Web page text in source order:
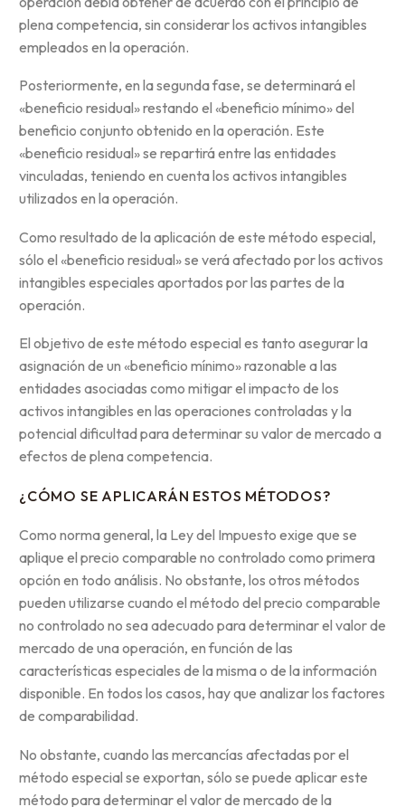
plena competencia, sin considerar los activos intangibles
empleados en la operación.
Posteriormente, en la segunda fase, se determinará el
«beneficio residual» restando el «beneficio mínimo» del
beneficio conjunto obtenido en la operación. Este
«beneficio residual» se repartirá entre las entidades
vinculadas, teniendo en cuenta los activos intangibles
utilizados en la operación.
Como resultado de la aplicación de este método especial,
sólo el «beneficio residual» se verá afectado por los activos
intangibles especiales aportados por las partes de la
operación.
El objetivo de este método especial es tanto asegurar la
asignación de un «beneficio mínimo» razonable a las
entidades asociadas como mitigar el impacto de los
activos intangibles en las operaciones controladas y la
potencial dificultad para determinar su valor de mercado a
efectos de plena competencia.
¿CÓMO SE APLICARÁN ESTOS MÉTODOS?
Como norma general, la Ley del Impuesto exige que se
aplique el precio comparable no controlado como primera
opción en todo análisis. No obstante, los otros métodos
pueden utilizarse cuando el método del precio comparable
no controlado no sea adecuado para determinar el valor de
mercado de una operación, en función de las
características especiales de la misma o de la información
disponible. En todos los casos, hay que analizar los factores
de comparabilidad.
No obstante, cuando las mercancías afectadas por el
método especial se exportan, sólo se puede aplicar este
método para determinar el valor de mercado de la